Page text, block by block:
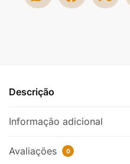
Descrição
Informação adicional
Avaliações 0